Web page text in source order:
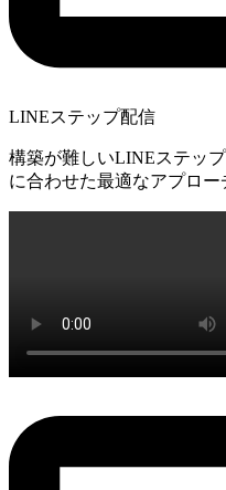
LINEステップ配信
構築が難しいLINEステッ
に合わせた最適なアプロー